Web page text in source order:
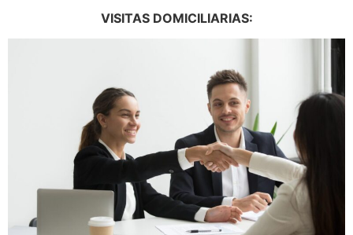
VISITAS DOMICILIARIAS: